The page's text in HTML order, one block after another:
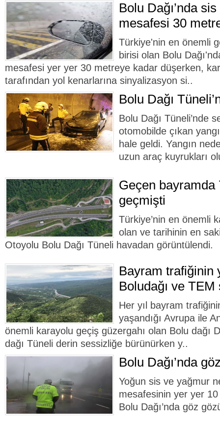
Bolu Dağı’nda
mesafesi 30
Türkiye'nin en önemli
birisi olan Bolu
mesafesi yer yer 30 metreye kadar düşerken,
tarafından yol kenarlarına sinyalizasyon si..
Bolu Dağı
Bolu Dağı Tüneli’nde
otomobilde çıkan
hale geldi. Yangın
uzun araç kuyrukları
Geçen bayramda
geçmişti
Türkiye’nin en önemli
olan ve tarihinin en
Otoyolu Bolu Dağı Tüneli havadan görüntülendi.
Bayram trafiğinin
Boludağı ve
Her yıl bayram
yaşandığı Avrupa ile
önemli karayolu geçiş güzergahı olan Bolu dağı
dağı Tüneli derin sessizliğe bürünürken y..
Bolu Dağı’nda
Yoğun sis ve yağmur
mesafesinin yer yer
Bolu Dağı’nda göz